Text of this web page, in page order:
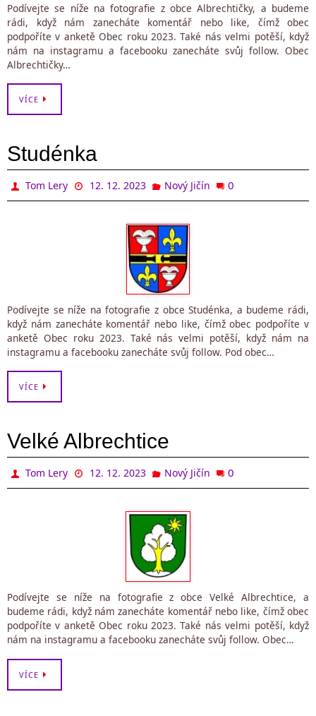
Podívejte se níže na fotografie z obce Albrechtičky, a budeme
rádi, když nám zanecháte komentář nebo like, čímž obec
podpoříte v anketě Obec roku 2023. Také nás velmi potěší, když
nám na instagramu a facebooku zanecháte svůj follow. Obec
Albrechtičky…
VÍCE
Studénka
Tom Lery 12. 12. 2023 Nový Jičín 0
Podívejte se níže na fotografie z obce Studénka, a budeme rádi,
když nám zanecháte komentář nebo like, čímž obec podpoříte v
anketě Obec roku 2023. Také nás velmi potěší, když nám na
instagramu a facebooku zanecháte svůj follow. Pod obec…
VÍCE
Velké Albrechtice
Tom Lery 12. 12. 2023 Nový Jičín 0
Podívejte se níže na fotografie z obce Velké Albrechtice, a
budeme rádi, když nám zanecháte komentář nebo like, čímž obec
podpoříte v anketě Obec roku 2023. Také nás velmi potěší, když
nám na instagramu a facebooku zanecháte svůj follow. Obec…
VÍCE